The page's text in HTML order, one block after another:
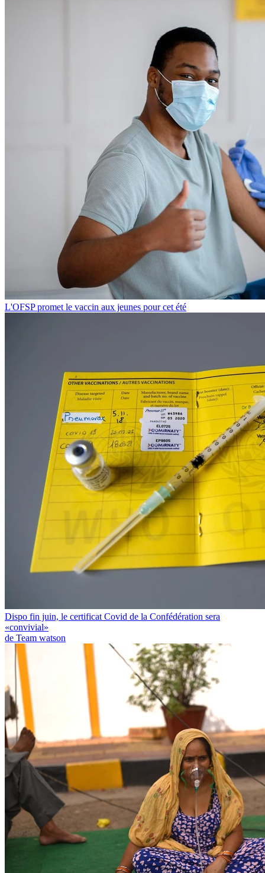
L'OFSP promet le vaccin aux jeunes pour cet été
Dispo fin juin, le certificat Covid de la Confédération sera
«convivial»
de Team watson